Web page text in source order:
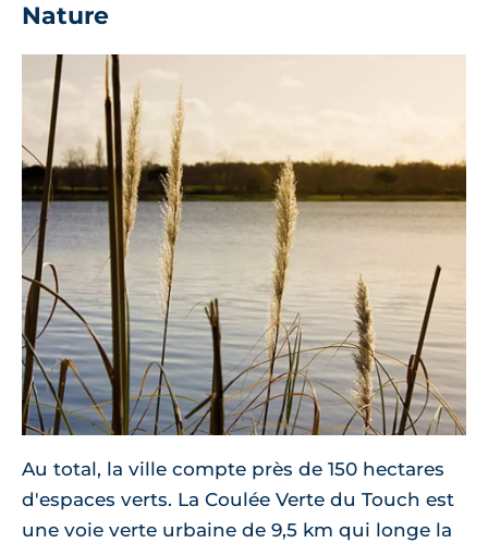
Nature
Au total, la ville compte près de 150 hectares
d'espaces verts. La Coulée Verte du Touch est
une voie verte urbaine de 9,5 km qui longe la